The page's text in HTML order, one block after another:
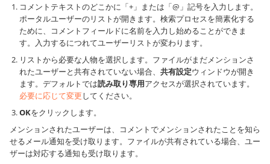
コメントテキストのどこかに「+」または「@」記号を入力します。
ポータルユーザーのリストが開きます。検索プロセスを簡素化する
ために、コメントフィールドに名前を入力し始めることができま
す。入力するにつれてユーザーリストが変わります。
リストから必要な人物を選択します。ファイルがまだメンションさ
れたユーザーと共有されていない場合、 共有設定ウィンドウが開き
ます。デフォルトでは読み取り専用アクセスが選択されています。
必要に応じて変更してください。
OKをクリックします。
メンションされたユーザーは、コメントでメンションされたことを知ら
せるメール通知を受け取ります。ファイルが共有されている場合、ユー
ザーは対応する通知も受け取ります。